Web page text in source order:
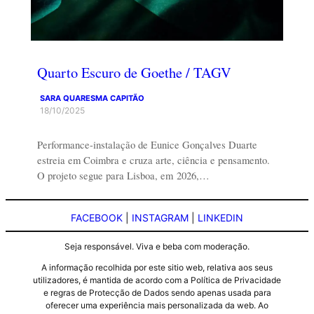
Quarto Escuro de Goethe / TAGV
SARA QUARESMA CAPITÃO
18/10/2025
Performance-instalação de Eunice Gonçalves Duarte
estreia em Coimbra e cruza arte, ciência e pensamento.
O projeto segue para Lisboa, em 2026,…
FACEBOOK INSTAGRAM LINKEDIN
Seja responsável. Viva e beba com moderação.
A informação recolhida por este sitio web, relativa aos seus
utilizadores, é mantida de acordo com a Política de Privacidade
e regras de Protecção de Dados sendo apenas usada para
oferecer uma experiência mais personalizada da web. Ao